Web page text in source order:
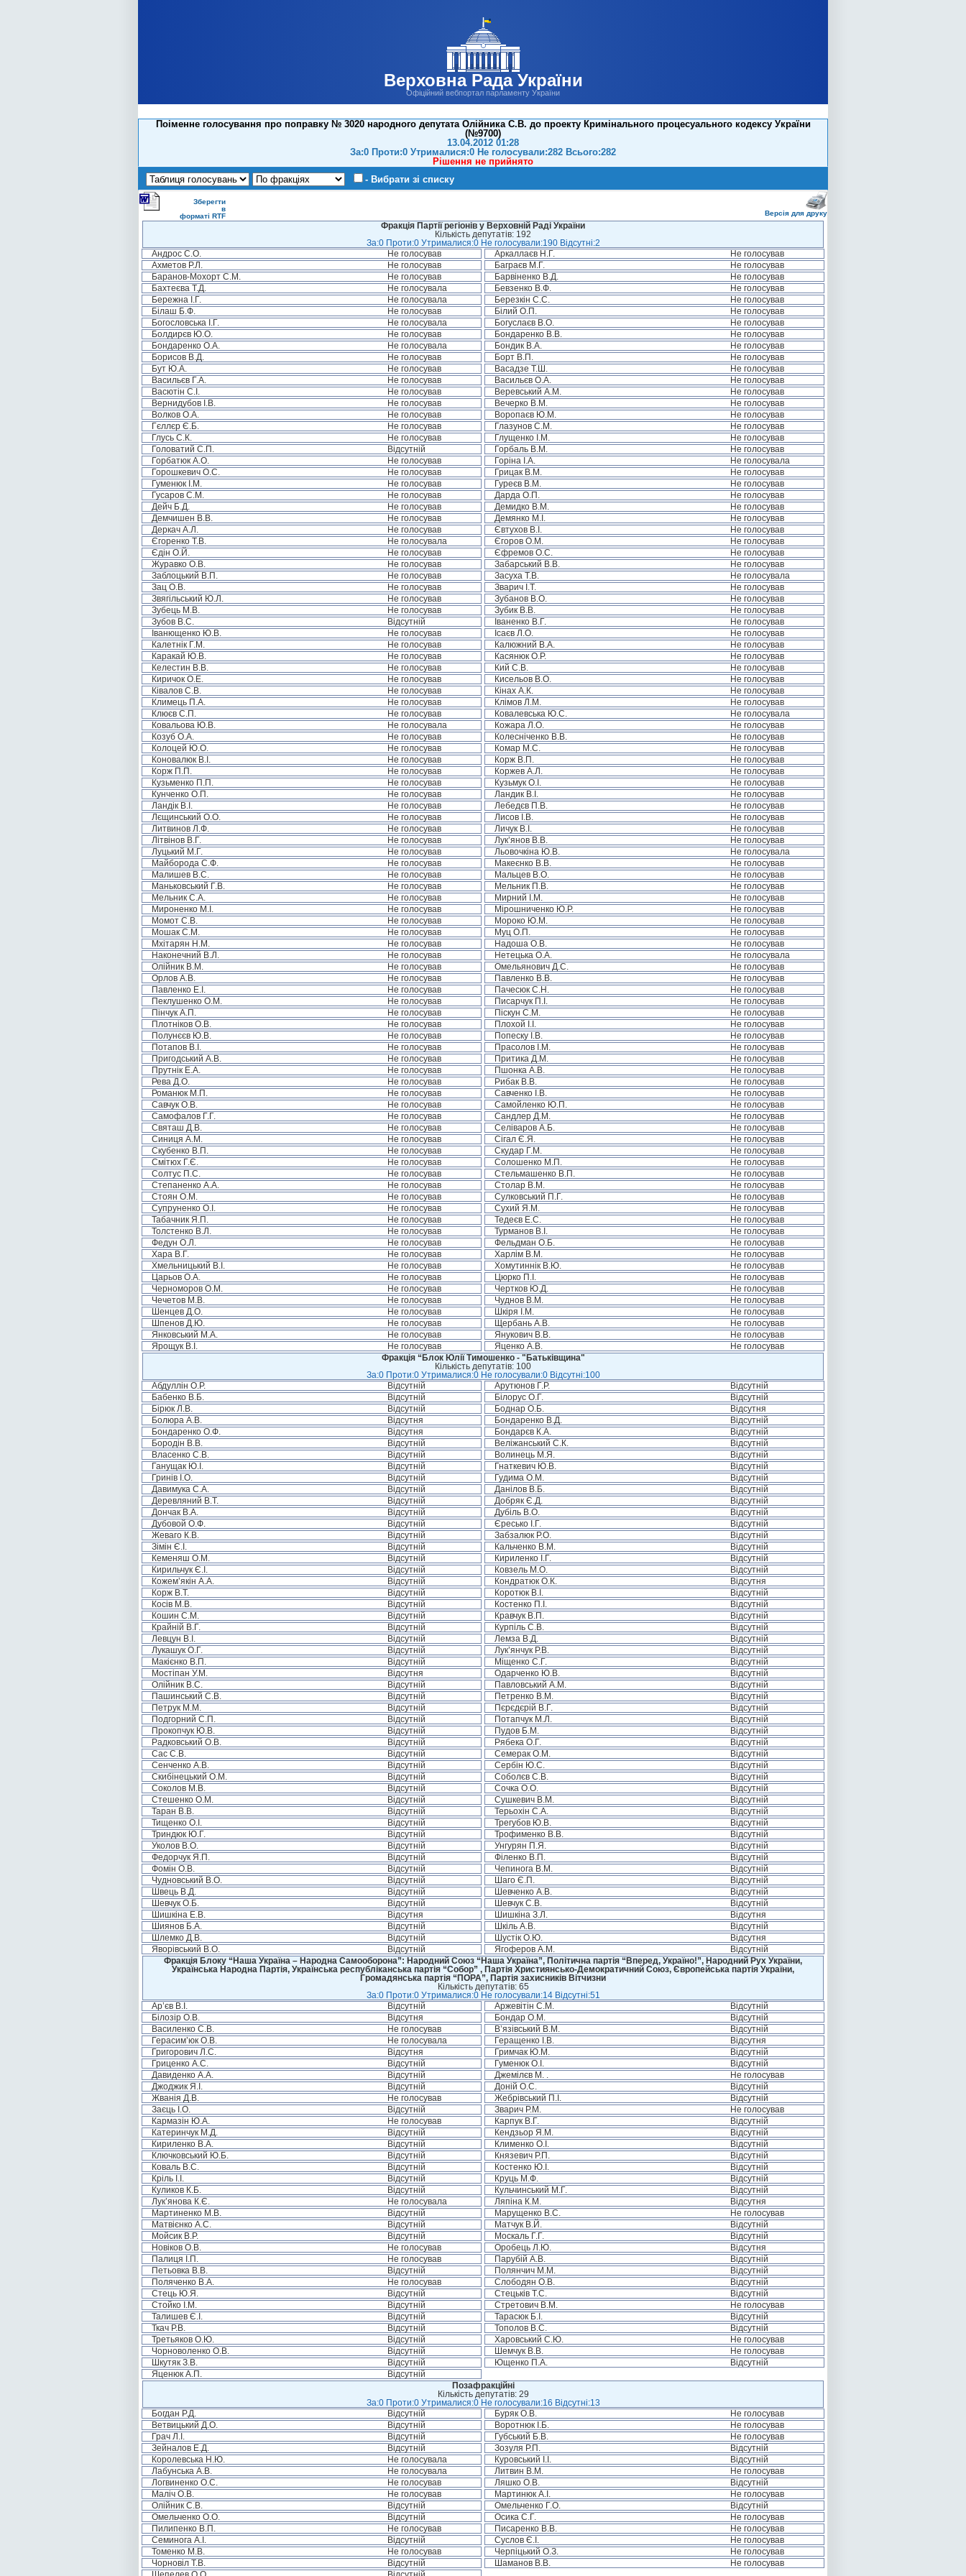
Верховна Рада України
Офіційний вебпортал парламенту України
Поіменне голосування про поправку № 3020 народного депутата Олійника С.В. до проекту Кримінального процесуального кодексу України
(№9700)
13.04.2012 01:28
За:0 Проти:0 Утрималися:0 Не голосували:282 Всього:282
Рішення не прийнято
- Вибрати зі списку
Зберегти
в
форматі RTF
Версія для друку
Фракція Партії регіонів у Верховній Раді України
Кількість депутатів: 192
За:0 Проти:0 Утрималися:0 Не голосували:190 Відсутні:2
Андрос С.О.
Не голосував Аркаллаєв Н.Г.
Не голосував
Ахметов Р.Л.
Не голосував Баграєв М.Г.
Не голосував
Баранов-Мохорт С.М.
Не голосував Барвіненко В.Д.
Не голосував
Бахтеєва Т.Д.
Не голосувала Бевзенко В.Ф.
Не голосував
Бережна І.Г.
Не голосувала Березкін С.С.
Не голосував
Білаш Б.Ф.
Не голосував Білий О.П.
Не голосував
Богословська І.Г.
Не голосувала Богуслаєв В.О.
Не голосував
Болдирєв Ю.О.
Не голосував Бондаренко В.В.
Не голосував
Бондаренко О.А.
Не голосувала Бондик В.А.
Не голосував
Борисов В.Д.
Не голосував Борт В.П.
Не голосував
Бут Ю.А.
Не голосував Васадзе Т.Ш.
Не голосував
Васильєв Г.А.
Не голосував Васильєв О.А.
Не голосував
Васютін С.І.
Не голосував Веревський А.М.
Не голосував
Вернидубов І.В.
Не голосував Вечерко В.М.
Не голосував
Волков О.А.
Не голосував Воропаєв Ю.М.
Не голосував
Гєллєр Є.Б.
Не голосував Глазунов С.М.
Не голосував
Глусь С.К.
Не голосував Глущенко І.М.
Не голосував
Головатий С.П.
Відсутній Горбаль В.М.
Не голосував
Горбатюк А.О.
Не голосував Горіна І.А.
Не голосувала
Горошкевич О.С.
Не голосував Грицак В.М.
Не голосував
Гуменюк І.М.
Не голосував Гуреєв В.М.
Не голосував
Гусаров С.М.
Не голосував Дарда О.П.
Не голосував
Дейч Б.Д.
Не голосував Демидко В.М.
Не голосував
Демчишен В.В.
Не голосував Демянко М.І.
Не голосував
Деркач А.Л.
Не голосував Євтухов В.І.
Не голосував
Єгоренко Т.В.
Не голосувала Єгоров О.М.
Не голосував
Єдін О.Й.
Не голосував Єфремов О.С.
Не голосував
Журавко О.В.
Не голосував Забарський В.В.
Не голосував
Заблоцький В.П.
Не голосував Засуха Т.В.
Не голосувала
Зац О.В.
Не голосував Зварич І.Т.
Не голосував
Звягільський Ю.Л.
Не голосував Зубанов В.О.
Не голосував
Зубець М.В.
Не голосував Зубик В.В.
Не голосував
Зубов В.С.
Відсутній Іваненко В.Г.
Не голосував
Іванющенко Ю.В.
Не голосував Ісаєв Л.О.
Не голосував
Калетнік Г.М.
Не голосував Калюжний В.А.
Не голосував
Каракай Ю.В.
Не голосував Касянюк О.Р.
Не голосував
Келестин В.В.
Не голосував Кий С.В.
Не голосував
Киричок О.Е.
Не голосував Кисельов В.О.
Не голосував
Ківалов С.В.
Не голосував Кінах А.К.
Не голосував
Климець П.А.
Не голосував Клімов Л.М.
Не голосував
Клюєв С.П.
Не голосував Ковалевська Ю.С.
Не голосувала
Ковальова Ю.В.
Не голосувала Кожара Л.О.
Не голосував
Козуб О.А.
Не голосував Колесніченко В.В.
Не голосував
Колоцей Ю.О.
Не голосував Комар М.С.
Не голосував
Коновалюк В.І.
Не голосував Корж В.П.
Не голосував
Корж П.П.
Не голосував Коржев А.Л.
Не голосував
Кузьменко П.П.
Не голосував Кузьмук О.І.
Не голосував
Кунченко О.П.
Не голосував Ландик В.І.
Не голосував
Ландік В.І.
Не голосував Лебедєв П.В.
Не голосував
Лєщинський О.О.
Не голосував Лисов І.В.
Не голосував
Литвинов Л.Ф.
Не голосував Личук В.І.
Не голосував
Літвінов В.Г.
Не голосував Лук’янов В.В.
Не голосував
Луцький М.Г.
Не голосував Льовочкіна Ю.В.
Не голосувала
Майборода С.Ф.
Не голосував Макеєнко В.В.
Не голосував
Малишев В.С.
Не голосував Мальцев В.О.
Не голосував
Маньковський Г.В.
Не голосував Мельник П.В.
Не голосував
Мельник С.А.
Не голосував Мирний І.М.
Не голосував
Мироненко М.І.
Не голосував Мірошниченко Ю.Р.
Не голосував
Момот С.В.
Не голосував Мороко Ю.М.
Не голосував
Мошак С.М.
Не голосував Муц О.П.
Не голосував
Мхітарян Н.М.
Не голосував Надоша О.В.
Не голосував
Наконечний В.Л.
Не голосував Нетецька О.А.
Не голосувала
Олійник В.М.
Не голосував Омельянович Д.С.
Не голосував
Орлов А.В.
Не голосував Павленко В.В.
Не голосував
Павленко Е.І.
Не голосував Пачесюк С.Н.
Не голосував
Пеклушенко О.М.
Не голосував Писарчук П.І.
Не голосував
Пінчук А.П.
Не голосував Піскун С.М.
Не голосував
Плотніков О.В.
Не голосував Плохой І.І.
Не голосував
Полунєєв Ю.В.
Не голосував Попеску І.В.
Не голосував
Потапов В.І.
Не голосував Прасолов І.М.
Не голосував
Пригодський А.В.
Не голосував Притика Д.М.
Не голосував
Прутнік Е.А.
Не голосував Пшонка А.В.
Не голосував
Рева Д.О.
Не голосував Рибак В.В.
Не голосував
Романюк М.П.
Не голосував Савченко І.В.
Не голосував
Савчук О.В.
Не голосував Самойленко Ю.П.
Не голосував
Самофалов Г.Г.
Не голосував Сандлер Д.М.
Не голосував
Святаш Д.В.
Не голосував Селіваров А.Б.
Не голосував
Синиця А.М.
Не голосував Сігал Є.Я.
Не голосував
Скубенко В.П.
Не голосував Скудар Г.М.
Не голосував
Смітюх Г.Є.
Не голосував Солошенко М.П.
Не голосував
Солтус П.С.
Не голосував Стельмашенко В.П.
Не голосував
Степаненко А.А.
Не голосував Столар В.М.
Не голосував
Стоян О.М.
Не голосував Сулковський П.Г.
Не голосував
Супруненко О.І.
Не голосував Сухий Я.М.
Не голосував
Табачник Я.П.
Не голосував Тедеєв Е.С.
Не голосував
Толстенко В.Л.
Не голосував Турманов В.І.
Не голосував
Федун О.Л.
Не голосував Фельдман О.Б.
Не голосував
Хара В.Г.
Не голосував Харлім В.М.
Не голосував
Хмельницький В.І.
Не голосував Хомутиннік В.Ю.
Не голосував
Царьов О.А.
Не голосував Цюрко П.І.
Не голосував
Черноморов О.М.
Не голосував Чертков Ю.Д.
Не голосував
Чечетов М.В.
Не голосував Чуднов В.М.
Не голосував
Шенцев Д.О.
Не голосував Шкіря І.М.
Не голосував
Шпенов Д.Ю.
Не голосував Щербань А.В.
Не голосував
Янковський М.А.
Не голосував Янукович В.В.
Не голосував
Ярощук В.І.
Не голосував Яценко А.В.
Не голосував
Фракція “Блок Юлії Тимошенко - "Батьківщина"
Кількість депутатів: 100
За:0 Проти:0 Утрималися:0 Не голосували:0 Відсутні:100
Абдуллін О.Р.
Відсутній Арутюнов Г.Р.
Відсутній
Бабенко В.Б.
Відсутній Білорус О.Г.
Відсутній
Бірюк Л.В.
Відсутній Боднар О.Б.
Відсутня
Болюра А.В.
Відсутня Бондаренко В.Д.
Відсутній
Бондаренко О.Ф.
Відсутня Бондарєв К.А.
Відсутній
Бородін В.В.
Відсутній Веліжанський С.К.
Відсутній
Власенко С.В.
Відсутній Волинець М.Я.
Відсутній
Ганущак Ю.І.
Відсутній Гнаткевич Ю.В.
Відсутній
Гринів І.О.
Відсутній Гудима О.М.
Відсутній
Давимука С.А.
Відсутній Данілов В.Б.
Відсутній
Деревляний В.Т.
Відсутній Добряк Є.Д.
Відсутній
Дончак В.А.
Відсутній Дубіль В.О.
Відсутній
Дубовой О.Ф.
Відсутній Єресько І.Г.
Відсутній
Жеваго К.В.
Відсутній Забзалюк Р.О.
Відсутній
Зімін Є.І.
Відсутній Кальченко В.М.
Відсутній
Кеменяш О.М.
Відсутній Кириленко І.Г.
Відсутній
Кирильчук Є.І.
Відсутній Ковзель М.О.
Відсутній
Кожем’якін А.А.
Відсутній Кондратюк О.К.
Відсутня
Корж В.Т.
Відсутній Коротюк В.І.
Відсутній
Косів М.В.
Відсутній Костенко П.І.
Відсутній
Кошин С.М.
Відсутній Кравчук В.П.
Відсутній
Крайній В.Г.
Відсутній Курпіль С.В.
Відсутній
Левцун В.І.
Відсутній Лемза В.Д.
Відсутній
Лукашук О.Г.
Відсутній Лук’янчук Р.В.
Відсутній
Макієнко В.П.
Відсутній Міщенко С.Г.
Відсутній
Мостіпан У.М.
Відсутня Одарченко Ю.В.
Відсутній
Олійник В.С.
Відсутній Павловський А.М.
Відсутній
Пашинський С.В.
Відсутній Петренко В.М.
Відсутній
Петрук М.М.
Відсутній Пєрєдєрій В.Г.
Відсутній
Подгорний С.П.
Відсутній Потапчук М.Л.
Відсутній
Прокопчук Ю.В.
Відсутній Пудов Б.М.
Відсутній
Радковський О.В.
Відсутній Рябека О.Г.
Відсутній
Сас С.В.
Відсутній Семерак О.М.
Відсутній
Сенченко А.В.
Відсутній Сербін Ю.С.
Відсутній
Скибінецький О.М.
Відсутній Соболєв С.В.
Відсутній
Соколов М.В.
Відсутній Сочка О.О.
Відсутній
Стешенко О.М.
Відсутній Сушкевич В.М.
Відсутній
Таран В.В.
Відсутній Терьохін С.А.
Відсутній
Тищенко О.І.
Відсутній Трегубов Ю.В.
Відсутній
Триндюк Ю.Г.
Відсутній Трофименко В.В.
Відсутній
Уколов В.О.
Відсутній Унгурян П.Я.
Відсутній
Федорчук Я.П.
Відсутній Філенко В.П.
Відсутній
Фомін О.В.
Відсутній Чепинога В.М.
Відсутній
Чудновський В.О.
Відсутній Шаго Є.П.
Відсутній
Швець В.Д.
Відсутній Шевченко А.В.
Відсутній
Шевчук О.Б.
Відсутній Шевчук С.В.
Відсутній
Шишкіна Е.В.
Відсутня Шишкіна З.Л.
Відсутня
Шиянов Б.А.
Відсутній Шкіль А.В.
Відсутній
Шлемко Д.В.
Відсутній Шустік О.Ю.
Відсутня
Яворівський В.О.
Відсутній Ягоферов А.М.
Відсутній
Фракція Блоку “Наша Україна – Народна Самооборона”: Народний Союз “Наша Україна”, Політична партія “Вперед, Україно!”, Народний Рух України,
Українська Народна Партія, Українська республіканська партія “Собор” , Партія Християнсько-Демократичний Союз, Європейська партія України,
Громадянська партія “ПОРА”, Партія захисників Вітчизни
Кількість депутатів: 65
За:0 Проти:0 Утрималися:0 Не голосували:14 Відсутні:51
Ар’єв В.І.
Відсутній Аржевітін С.М.
Відсутній
Білозір О.В.
Відсутня Бондар О.М.
Відсутній
Василенко С.В.
Не голосував В’язівський В.М.
Відсутній
Герасим’юк О.В.
Не голосувала Геращенко І.В.
Відсутня
Григорович Л.С.
Відсутня Гримчак Ю.М.
Відсутній
Гриценко А.С.
Відсутній Гуменюк О.І.
Відсутній
Давиденко А.А.
Відсутній Джемілєв М. .
Не голосував
Джоджик Я.І.
Відсутній Доній О.С.
Відсутній
Жванія Д.В.
Не голосував Жебрівський П.І.
Відсутній
Заєць І.О.
Відсутній Зварич Р.М.
Не голосував
Кармазін Ю.А.
Не голосував Карпук В.Г.
Відсутній
Катеринчук М.Д.
Відсутній Кендзьор Я.М.
Відсутній
Кириленко В.А.
Відсутній Клименко О.І.
Відсутній
Ключковський Ю.Б.
Відсутній Князевич Р.П.
Відсутній
Коваль В.С.
Відсутній Костенко Ю.І.
Відсутній
Кріль І.І.
Відсутній Круць М.Ф.
Відсутній
Куликов К.Б.
Відсутній Кульчинський М.Г.
Відсутній
Лук’янова К.Є.
Не голосувала Ляпіна К.М.
Відсутня
Мартиненко М.В.
Відсутній Марущенко В.С.
Не голосував
Матвієнко А.С.
Відсутній Матчук В.Й.
Відсутній
Мойсик В.Р.
Відсутній Москаль Г.Г.
Відсутній
Новіков О.В.
Не голосував Оробець Л.Ю.
Відсутня
Палиця І.П.
Не голосував Парубій А.В.
Відсутній
Петьовка В.В.
Відсутній Полянчич М.М.
Відсутній
Поляченко В.А.
Не голосував Слободян О.В.
Відсутній
Стець Ю.Я.
Відсутній Стецьків Т.С.
Відсутній
Стойко І.М.
Відсутній Стретович В.М.
Не голосував
Талишев Є.І.
Відсутній Тарасюк Б.І.
Відсутній
Ткач Р.В.
Відсутній Тополов В.С.
Відсутній
Третьяков О.Ю.
Відсутній Харовський С.Ю.
Не голосував
Чорноволенко О.В.
Відсутній Шемчук В.В.
Не голосував
Шкутяк З.В.
Відсутній Ющенко П.А.
Відсутній
Яценюк А.П.
Відсутній
Позафракційні
Кількість депутатів: 29
За:0 Проти:0 Утрималися:0 Не голосували:16 Відсутні:13
Богдан Р.Д.
Відсутній Буряк О.В.
Не голосував
Ветвицький Д.О.
Відсутній Воротнюк І.Б.
Не голосував
Грач Л.І.
Відсутній Губський Б.В.
Не голосував
Зейналов Е.Д.
Відсутній Зозуля Р.П.
Відсутній
Королевська Н.Ю.
Не голосувала Куровський І.І.
Відсутній
Лабунська А.В.
Не голосувала Литвин В.М.
Не голосував
Логвиненко О.С.
Не голосував Ляшко О.В.
Відсутній
Маліч О.В.
Не голосував Мартинюк А.І.
Не голосував
Олійник С.В.
Відсутній Омельченко Г.О.
Відсутній
Омельченко О.О.
Відсутній Осика С.Г.
Не голосував
Пилипенко В.П.
Не голосував Писаренко В.В.
Не голосував
Семинога А.І.
Відсутній Суслов Є.І.
Не голосував
Томенко М.В.
Не голосував Черпіцький О.З.
Не голосував
Чорновіл Т.В.
Відсутній Шаманов В.В.
Не голосував